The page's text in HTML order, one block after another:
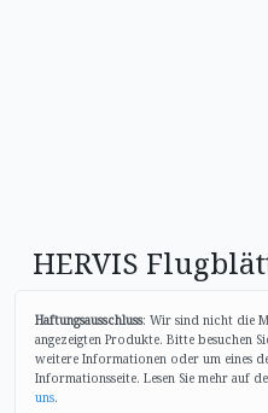
HERVIS
Haftungsausschluss: Wir sind nicht die
angezeigten Produkte. Bitte besuchen
weitere Informationen oder um eines
Informationsseite. Lesen Sie mehr auf
uns.